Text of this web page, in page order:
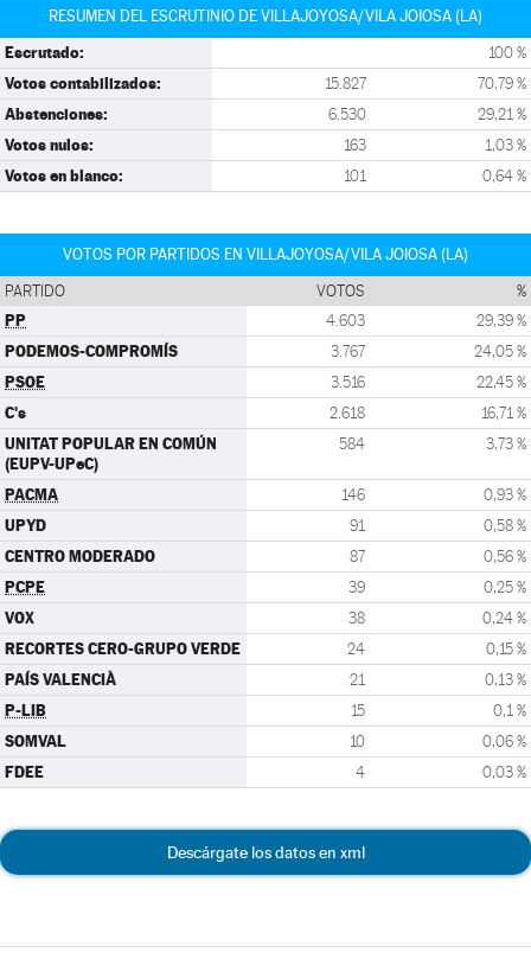
RESUMEN DEL ESCRUTINIO DE VILLAJOYOSA/VILA JOIOSA (LA)
Escrutado: 100 %
Votos contabilizados: 15.827 70,79 %
Abstenciones: 6.530 29,21 %
Votos nulos: 163 1,03 %
Votos en blanco: 101 0,64 %
VOTOS POR PARTIDOS EN VILLAJOYOSA/VILA JOIOSA (LA)
PARTIDO VOTOS %
PP 4.603 29,39 %
PODEMOS-COMPROMÍS 3.767 24,05 %
PSOE 3.516 22,45 %
C's 2.618 16,71 %
UNITAT POPULAR EN COMÚN
(EUPV-UPeC)
584 3,73 %
PACMA 146 0,93 %
UPYD 91 0,58 %
CENTRO MODERADO 87 0,56 %
PCPE 39 0,25 %
VOX 38 0,24 %
RECORTES CERO-GRUPO VERDE 24 0,15 %
PAÍS VALENCIÀ 21 0,13 %
P-LIB 15 0,1 %
SOMVAL 10 0,06 %
FDEE 4 0,03 %
Descárgate los datos en xml